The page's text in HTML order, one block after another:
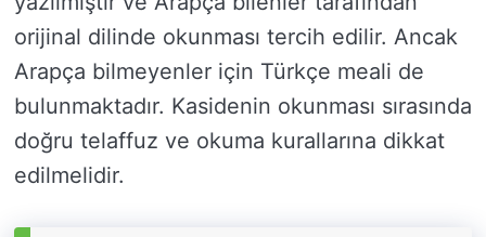
orijinal dilinde okunması tercih edilir. Ancak
Arapça bilmeyenler için Türkçe meali de
bulunmaktadır. Kasidenin okunması sırasında
doğru telaffuz ve okuma kurallarına dikkat
edilmelidir.